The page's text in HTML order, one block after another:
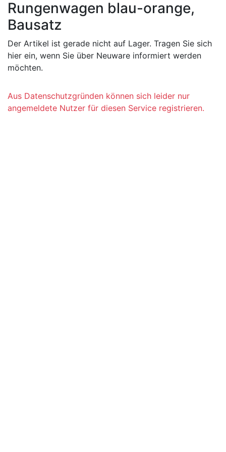
Rungenwagen blau-orange,
Bausatz
Der Artikel ist gerade nicht auf Lager. Tragen Sie sich
hier ein, wenn Sie über Neuware informiert werden
möchten.
Aus Datenschutzgründen können sich leider nur
angemeldete Nutzer für diesen Service registrieren.